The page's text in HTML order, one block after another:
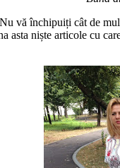
vă închipuiți cât de
asta niște articole cu